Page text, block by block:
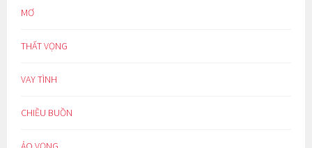
MƠ
THẤT VỌNG
VAY TÌNH
CHIỀU BUỒN